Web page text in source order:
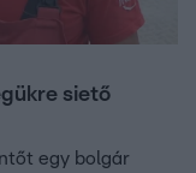
siető
egy bolgár